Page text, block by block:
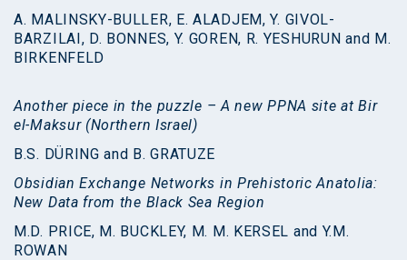
A. MALINSKY-BULLER, E. ALADJEM, Y. GIVOL-
BARZILAI, D. BONNES, Y. GOREN, R. YESHURUN and M.
BIRKENFELD
Another piece in the puzzle – A new PPNA site at Bir
el-Maksur (Northern Israel)
B.S. DÜRING and B. GRATUZE
Obsidian Exchange Networks in Prehistoric Anatolia:
New Data from the Black Sea Region
M.D. PRICE, M. BUCKLEY, M. M. KERSEL and Y.M.
ROWAN